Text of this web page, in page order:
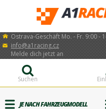
Ostrava-Geschäft Mo. - Fr. 9:00 -
info@a1racing.cz
Melde dich jetzt an
Suchen
JE NACH FAHRZEUGMODELL